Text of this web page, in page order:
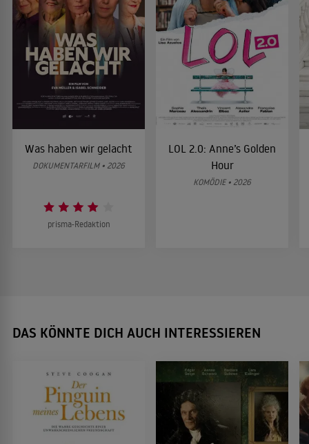
Was haben wir gelacht
DOKUMENTARFILM • 2026
prisma-Redaktion
LOL 2.0: Anne’s Golden
Hour
KOMÖDIE • 2026
DAS KÖNNTE DICH AUCH INTERESSIEREN